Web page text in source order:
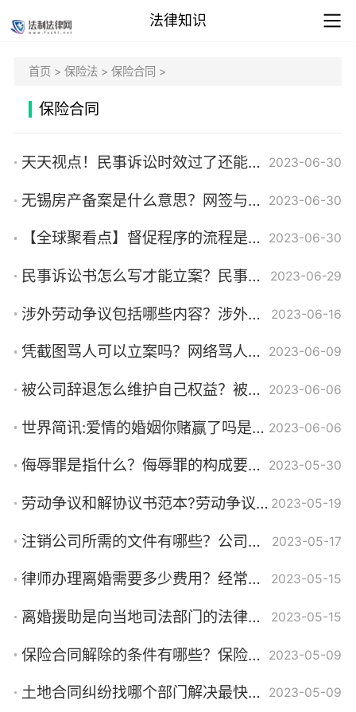
法律知识
首页> 保险法> 保险合同 >
保险合同
天天视点！民事诉讼时效过了还能起诉吗？民事诉讼过了三年还能起诉吗？ 2023-06-30
无锡房产备案是什么意思？网签与备案的区别是什么？ 2023-06-30
【全球聚看点】督促程序的流程是什么？督促程序的特点是什么？ 2023-06-30
民事诉讼书怎么写才能立案？民事立案的三个条件是什么？ 2023-06-29
涉外劳动争议包括哪些内容？涉外劳动争议法律适用劳动法第几条？_全球视讯 2023-06-16
凭截图骂人可以立案吗？网络骂人报警一般怎么处理？ 速递 2023-06-09
被公司辞退怎么维护自己权益？被辞退了公司要补偿几个月工资？ 环球快消息 2023-06-06
世界简讯:爱情的婚姻你赌赢了吗是什么歌？爱情的婚姻重要还是物质的婚姻重要？ 2023-06-06
侮辱罪是指什么？侮辱罪的构成要件是什么？侮辱罪的侵犯客体是怎么样的？ 2023-05-30
劳动争议和解协议书范本?劳动争议怎么调解? 2023-05-19
注销公司所需的文件有哪些？公司吊销未注销还能不能用了？ 2023-05-17
律师办理离婚需要多少费用？经常吵架可以起诉离婚吗？ 2023-05-15
离婚援助是向当地司法部门的法律援助中心申请吗？家暴如何申请法律援助？ 2023-05-15
保险合同解除的条件有哪些？保险合同的解除形式您了解吗？ 2023-05-09
土地合同纠纷找哪个部门解决最快？土地合同纠纷最有效的处理 2023-05-09